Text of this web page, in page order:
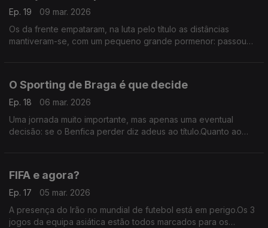
Ep. 19
09 mar. 2026
Os da frente empataram, na luta pelo título as distâncias
mantiveram-se, com um pequeno grande pormenor: passou
O Sporting de Braga é que decide
Ep. 18
06 mar. 2026
Uma jornada muito importante, mas apenas uma eventual
decisão: se o Benfica perder diz adeus ao título.Quanto ao
FIFA e agora?
Ep. 17
05 mar. 2026
A presença do Irão no mundial de futebol está em perigo.Os 3
jogos da equipa asiática estão todos marcados para os